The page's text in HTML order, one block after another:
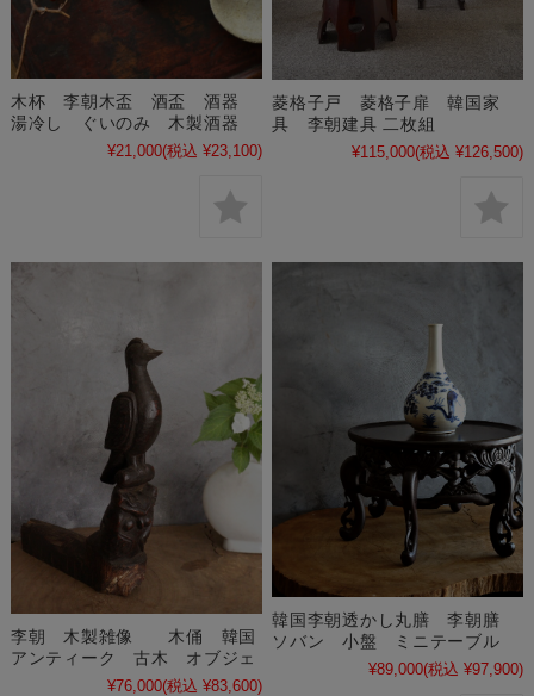
木杯 李朝木盃 酒盃 酒器
湯冷し ぐいのみ 木製酒器
¥21,000(税込 ¥23,100)
菱格子戸 菱格子扉 韓国家
具 李朝建具 二枚組
¥115,000(税込 ¥126,500)
李朝 木製雑像 木俑 韓国
アンティーク 古木 オブジェ
¥76,000(税込 ¥83,600)
韓国李朝透かし丸膳 李朝膳
ソバン 小盤 ミニテーブル
¥89,000(税込 ¥97,900)